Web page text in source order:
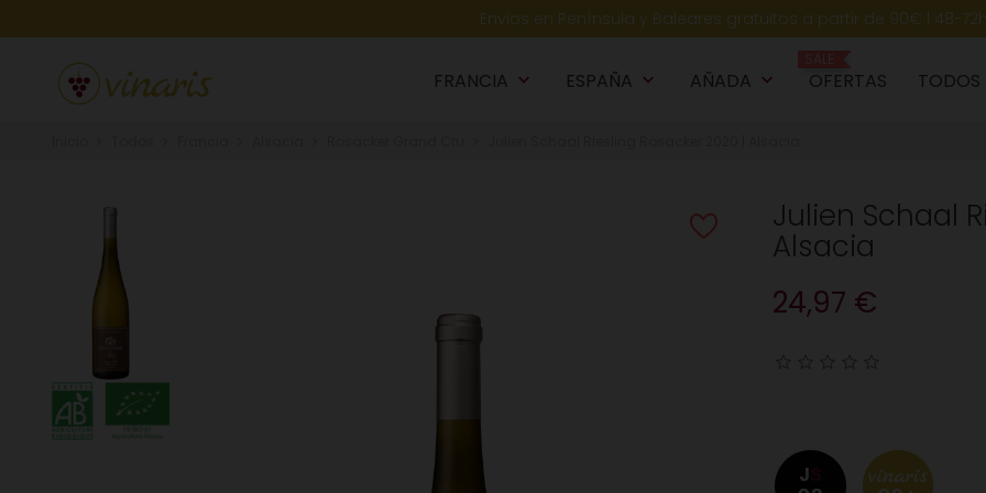
Envios en Península y Baleares gratuitos a partir de 90€ | 48-72h
FRANCIA keyboard_arrow_down ESPAÑA keyboard_arrow_down AÑADA keyboard_arrow_down OFERTAS TODOS
Julien Schaal
Alsacia
24,97 €